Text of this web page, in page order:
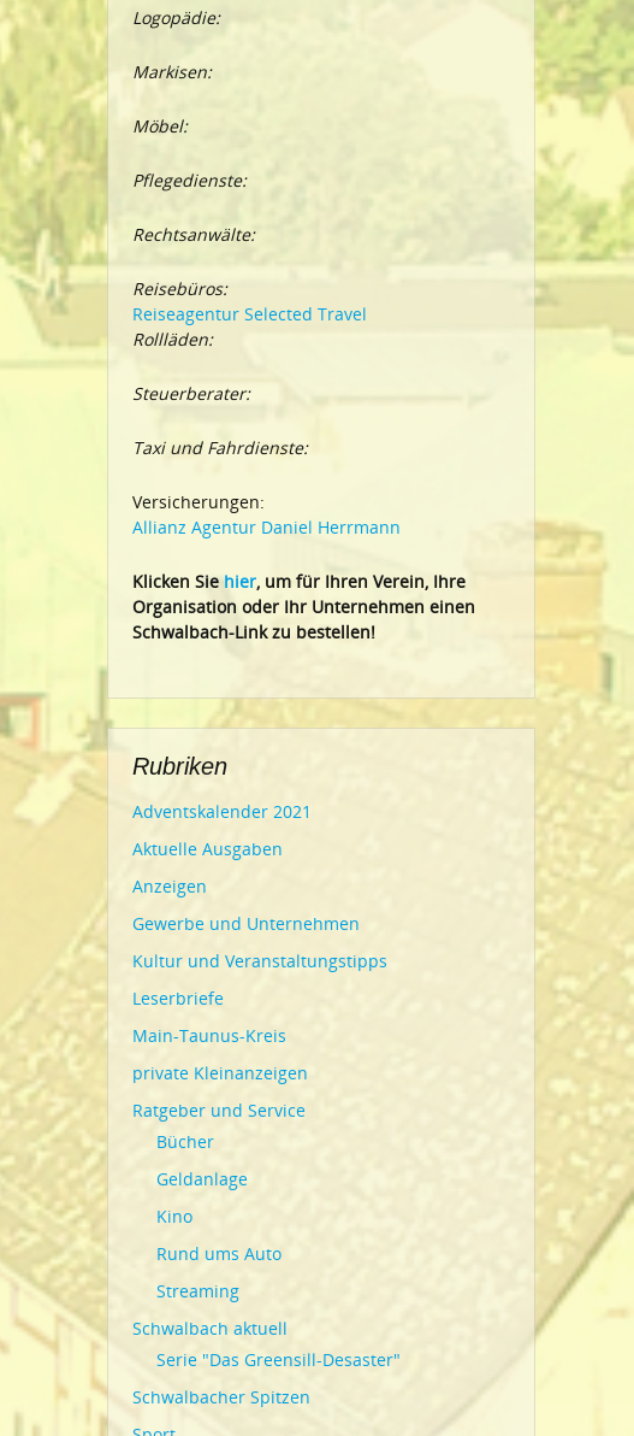
Logopädie:
Markisen:
Möbel:
Pflegedienste:
Rechtsanwälte:
Reisebüros:
Reiseagentur Selected Travel
Rollläden:
Steuerberater:
Taxi und Fahrdienste:
Versicherungen:
Allianz Agentur Daniel Herrmann
Klicken Siehier, um für Ihren Verein, Ihre
Organisation oder Ihr Unternehmen einen
Schwalbach-Link zu bestellen!
Rubriken
Adventskalender 2021
Aktuelle Ausgaben
Anzeigen
Gewerbe und Unternehmen
Kultur und Veranstaltungstipps
Leserbriefe
Main-Taunus-Kreis
private Kleinanzeigen
Ratgeber und Service
Bücher
Geldanlage
Kino
Rund ums Auto
Streaming
Schwalbach aktuell
Serie "Das Greensill-Desaster"
Schwalbacher Spitzen